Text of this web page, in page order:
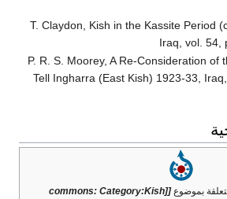
T. Claydon, Kish in the Kassite Period
Iraq, vol. 54,
P. R. S. Moorey, A Re-Consideration of
Tell Ingharra (East Kish) 1923-33,
بموضوع[[commons: Category:Kish